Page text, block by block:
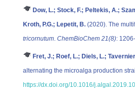
Dow, L.; Stock, F.; Peltekis, A.;
Kroth, P.G.; Lepetit, B. (2020). The
tricornutum. ChemBioChem 21(8):
Fret, J.; Roef, L.; Diels, L.;
alternating the microalga production
https://dx.doi.org/10.1016/